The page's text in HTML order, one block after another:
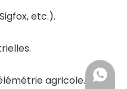
etc.).
agricole. +86-